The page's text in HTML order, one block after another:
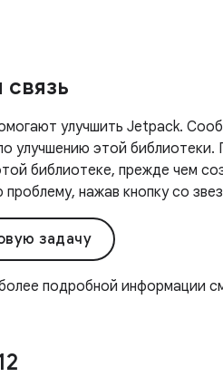
улучшить Jetpack.
улучшению этой библиотеки.
библиотеке, прежде чем
нажав кнопку со
задачу
подробной информации